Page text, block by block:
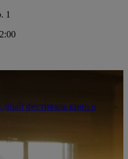
1
фестиваль кино о